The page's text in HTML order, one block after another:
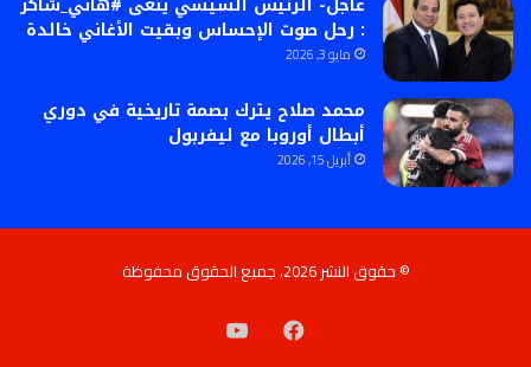
: رحل صوت الإحساس وبقيت الأغاني خالدة
مايو 3, 2026
محمد صلاح يترك بصمة تاريخية في دوري
أبطال أوروبا مع ليفربول
أبريل 15, 2026
© حقوق النشر 2026، جميع الحقوق محفوظة
فيسبوك‫YouTube